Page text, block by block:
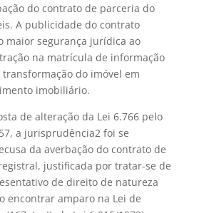
do contrato de parceria do
A publicidade do contrato
maior segurança jurídica ao
na matrícula de informação
do imóvel em
imobiliário.
de alteração da Lei 6.766 pelo
a jurisprudência2 foi se
da averbação do contrato de
justificada por tratar-se de
de direito de natureza
encontrar amparo na Lei de